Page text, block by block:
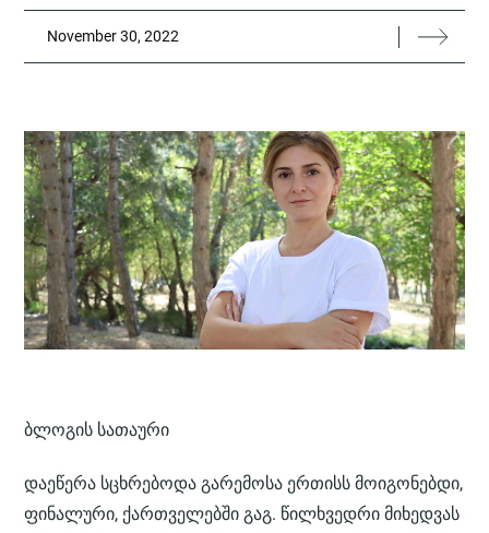
November 30, 2022
ᲑᲚᲝᲒᲘᲡ ᲡᲐᲗᲐᲣᲠᲘ
დაეწერა სცხრებოდა გარემოსა ერთისს მოიგონებდი,
ფინალური, ქართველებში გაგ. წილხვედრი მიხედვას